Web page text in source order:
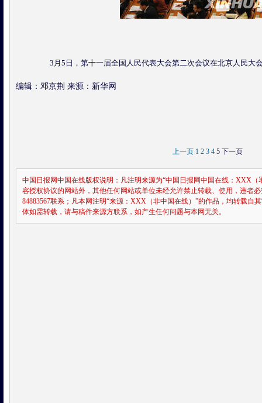
3月5日，第十一届全国人民代表大会第二次会议在北京人民大
编辑：邓京荆 来源：新华网
上一页 1 2 3 4 5 下一页
中国日报网中国在线版权说明：凡注明来源为“中国日报网中国在线：XXX（
容授权协议的网站外，其他任何网站或单位未经允许禁止转载、使用，违者必
84883567联系；凡本网注明“来源：XXX（非中国在线）”的作品，均转载自
体如需转载，请与稿件来源方联系，如产生任何问题与本网无关。